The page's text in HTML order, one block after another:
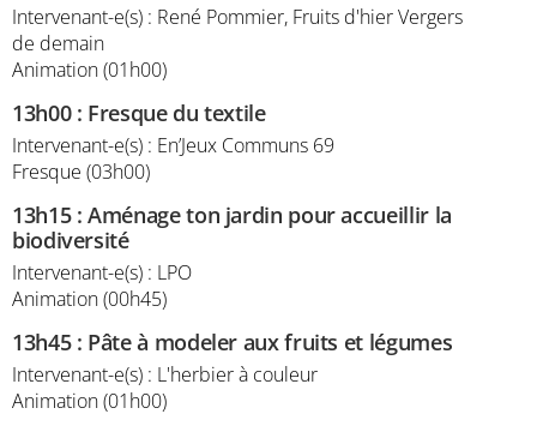
Intervenant-e(s) : René Pommier, Fruits d'hier Vergers
de demain
Animation (01h00)
13h00: Fresque du textile
Intervenant-e(s) : En’Jeux Communs 69
Fresque (03h00)
13h15:Aménage ton jardin pour accueillir la
biodiversité
Intervenant-e(s) : LPO
Animation (00h45)
13h45: Pâte à modeler aux fruits et légumes
Intervenant-e(s) : L'herbier à couleur
Animation (01h00)